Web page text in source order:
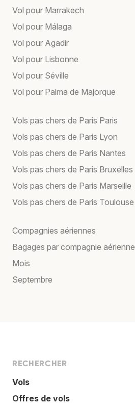
Vol pour Marrakech
Vol pour Málaga
Vol pour Agadir
Vol pour Lisbonne
Vol pour Séville
Vol pour Palma de Majorque
Vols pas chers de Paris Paris
Vols pas chers de Paris Lyon
Vols pas chers de Paris Nantes
Vols pas chers de Paris Bruxelles
Vols pas chers de Paris Marseille
Vols pas chers de Paris Toulouse
Compagnies aériennes
Bagages par compagnie aérienne
Mois
Septembre
RECHERCHER
Vols
Offres de vols